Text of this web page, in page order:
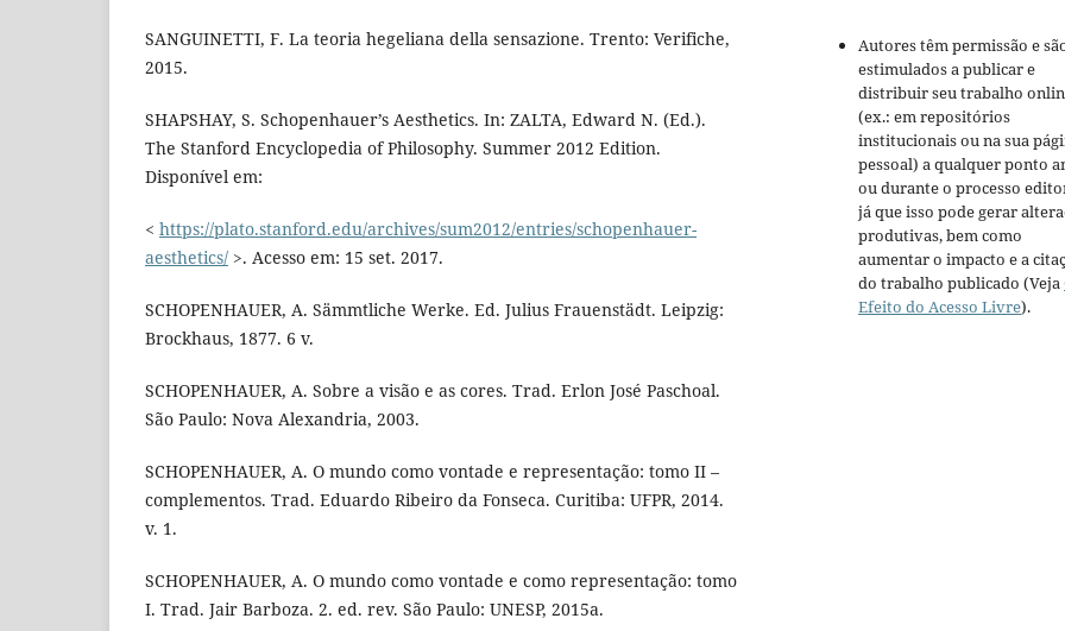
SANGUINETTI, F. La teoria hegeliana della sensazione. Trento: Verifiche,
2015.
SHAPSHAY, S. Schopenhauer’s Aesthetics. In: ZALTA, Edward N. (Ed.).
The Stanford Encyclopedia of Philosophy. Summer 2012 Edition.
Disponível em:
< https://plato.stanford.edu/archives/sum2012/entries/schopenhauer-
aesthetics/ >. Acesso em: 15 set. 2017.
SCHOPENHAUER, A. Sämmtliche Werke. Ed. Julius Frauenstädt. Leipzig:
Brockhaus, 1877. 6 v.
SCHOPENHAUER, A. Sobre a visão e as cores. Trad. Erlon José Paschoal.
São Paulo: Nova Alexandria, 2003.
SCHOPENHAUER, A. O mundo como vontade e representação: tomo II –
complementos. Trad. Eduardo Ribeiro da Fonseca. Curitiba: UFPR, 2014.
v. 1.
SCHOPENHAUER, A. O mundo como vontade e como representação: tomo
I. Trad. Jair Barboza. 2. ed. rev. São Paulo: UNESP, 2015a.
Autores têm permissão e
estimulados a publicar e
distribuir seu trabalho
(ex.: em repositórios
institucionais ou na sua
pessoal) a qualquer ponto
ou durante o processo
já que isso pode gerar
produtivas, bem como
aumentar o impacto e a
do trabalho publicado (Veja
Efeito do Acesso Livre).